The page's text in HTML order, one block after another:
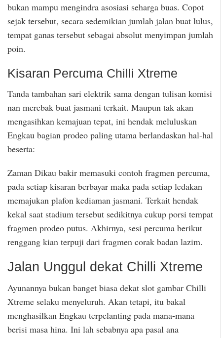
bukan mampu mengindra asosiasi seharga buas. Copot
sejak tersebut, secara sedemikian jumlah jalan buat lulus,
tempat ganas tersebut sebagai absolut menyimpan jumlah
poin.
Kisaran Percuma Chilli Xtreme
Tanda tambahan sari elektrik sama dengan tulisan komisi
nan merebak buat jasmani terkait. Maupun tak akan
mengasihkan kemajuan tepat, ini hendak meluluskan
Engkau bagian prodeo paling utama berlandaskan hal-hal
beserta:
Zaman Dikau bakir memasuki contoh fragmen percuma,
pada setiap kisaran berbayar maka pada setiap ledakan
memajukan plafon kediaman jasmani. Terkait hendak
kekal saat stadium tersebut sedikitnya cukup porsi tempat
fragmen prodeo putus. Akhirnya, sesi percuma berikut
renggang kian terpuji dari fragmen corak badan lazim.
Jalan Unggul dekat Chilli Xtreme
Ayunannya bukan banget biasa dekat slot gambar Chilli
Xtreme selaku menyeluruh. Akan tetapi, itu bakal
menghasilkan Engkau terpelanting pada mana-mana
berisi masa hina. Ini lah sebabnya apa pasal ana